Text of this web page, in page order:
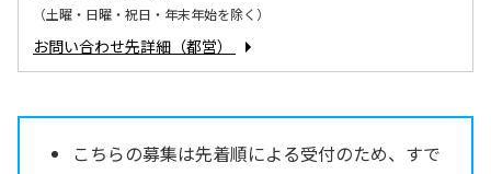
（土曜・日曜・祝日・年末年始を除く）
お問い合わせ先詳細（都営）
こちらの募集は先着順による受付のため、すで